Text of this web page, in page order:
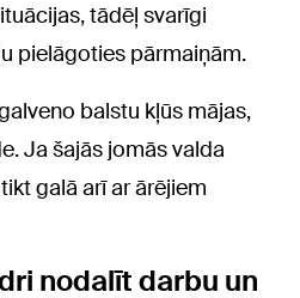
tādēļ svarīgi
pielāgoties pārmaiņām.
balstu kļūs mājas,
Ja šajās jomās valda
galā arī ar ārējiem
nodalīt darbu un